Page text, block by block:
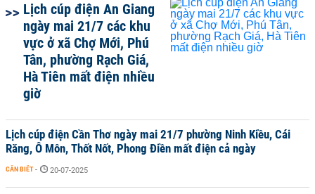
Lịch cúp điện An Giang
ngày mai 21/7 các khu
vực ở xã Chợ Mới, Phú
Tân, phường Rạch Giá,
Hà Tiên mất điện nhiều
giờ
Lịch cúp điện Cần Thơ ngày mai 21/7 phường Ninh Kiều, Cái
Răng, Ô Môn, Thốt Nốt, Phong Điền mất điện cả ngày
CẦN BIẾT - 20-07-2025